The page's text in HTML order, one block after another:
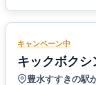
キャンペーン中
キックボク
豊水すすきの駅